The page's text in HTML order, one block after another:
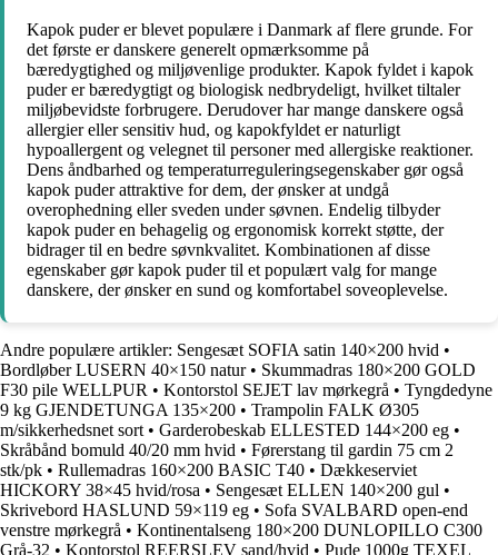
Kapok puder er blevet populære i Danmark af flere grunde. For
det første er danskere generelt opmærksomme på
bæredygtighed og miljøvenlige produkter. Kapok fyldet i kapok
puder er bæredygtigt og biologisk nedbrydeligt, hvilket tiltaler
miljøbevidste forbrugere. Derudover har mange danskere også
allergier eller sensitiv hud, og kapokfyldet er naturligt
hypoallergent og velegnet til personer med allergiske reaktioner.
Dens åndbarhed og temperaturreguleringsegenskaber gør også
kapok puder attraktive for dem, der ønsker at undgå
overophedning eller sveden under søvnen. Endelig tilbyder
kapok puder en behagelig og ergonomisk korrekt støtte, der
bidrager til en bedre søvnkvalitet. Kombinationen af disse
egenskaber gør kapok puder til et populært valg for mange
danskere, der ønsker en sund og komfortabel soveoplevelse.
Andre populære artikler: Sengesæt SOFIA satin 140×200 hvid •
Bordløber LUSERN 40×150 natur• Skummadras 180×200 GOLD
F30 pile WELLPUR • Kontorstol SEJET lav mørkegrå • Tyngdedyne
9 kg GJENDETUNGA 135×200 • Trampolin FALK Ø305
m/sikkerhedsnet sort • Garderobeskab ELLESTED 144×200 eg •
Skråbånd bomuld 40/20 mm hvid • Førerstang til gardin 75 cm 2
stk/pk • Rullemadras 160×200 BASIC T40 • Dækkeserviet
HICKORY 38×45 hvid/rosa • Sengesæt ELLEN 140×200 gul •
Skrivebord HASLUND 59×119 eg • Sofa SVALBARD open-end
venstre mørkegrå • Kontinentalseng 180×200 DUNLOPILLO C300
Grå-32 • Kontorstol REERSLEV sand/hvid • Pude 1000g TEXEL